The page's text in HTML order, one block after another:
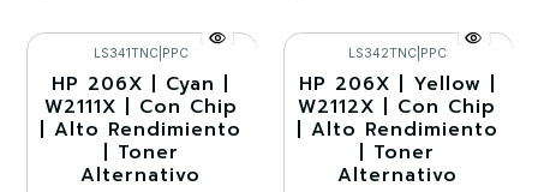
-30%
LS341TNC| PPC
HP 206X | Cyan |
W2111X | Con Chip
| Alto Rendimiento
| Toner
Alternativo
-30%
LS342TNC| PPC
HP 206X | Yellow |
W2112X | Con Chip
| Alto Rendimiento
| Toner
Alternativo